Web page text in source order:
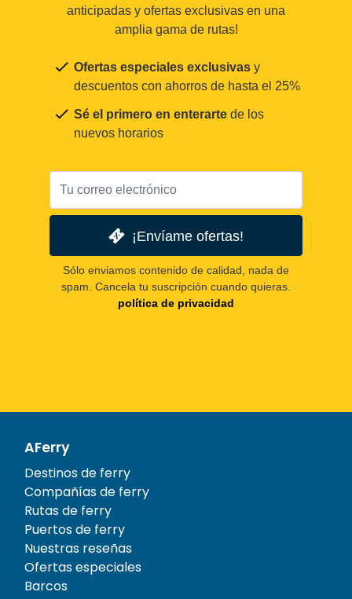
anticipadas y ofertas exclusivas en una
amplia gama de rutas!
Ofertas especiales exclusivas y
descuentos con ahorros de hasta el 25%
Sé el primero en enterarte de los
nuevos horarios
¡Envíame ofertas!
Sólo enviamos contenido de calidad, nada de
spam. Cancela tu suscripción cuando quieras.
política de privacidad
AFerry
Destinos de ferry
Compañías de ferry
Rutas de ferry
Puertos de ferry
Nuestras reseñas
Ofertas especiales
Barcos